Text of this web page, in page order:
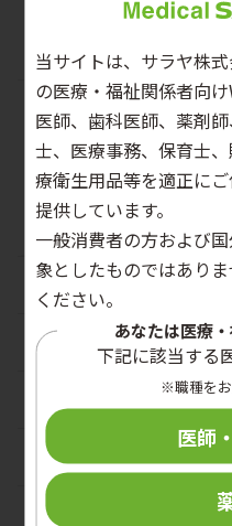
手術器械と滅菌包装シ
生処理中の微生物汚染の
Complex design of
barrier for cleaning
favouring biofilm
手術器具の複雑な設計
イオフィルムの形成を促
文献紹介
感染対策全般
環境管理
洗浄・消毒・滅菌
当サイトは、サラヤ株
の医療・福祉関係者向け
医師、歯科医師、薬剤
士、医療事務、保育士
療衛生用品等を適正に
提供しています。
一般消費者の方および
象としたものではあり
ください。
あなたは医療
下記に該当する
※職種をお
医師